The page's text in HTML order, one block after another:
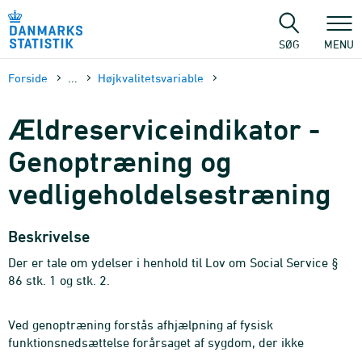
sidens
SØG MENU
Forside Højkvalitets­variable
Ældreserviceindikator -
Genoptræning og
vedligeholdelsestræning
Beskrivelse
Der er tale om ydelser i henhold til Lov om Social Service §
86 stk. 1 og stk. 2.
Ved genoptræning forstås afhjælpning af fysisk
funktionsnedsættelse forårsaget af sygdom, der ikke